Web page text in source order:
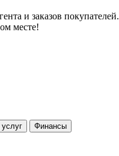
и заказов покупателей.
месте!
Финансы